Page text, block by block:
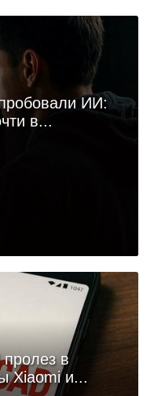
ИИ:
в...
в
Xiaomi и...